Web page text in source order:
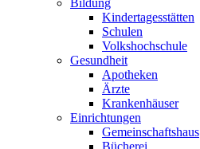
Bildung
Kindertagesstätten
Schulen
Volkshochschule
Gesundheit
Apotheken
Ärzte
Krankenhäuser
Einrichtungen
Gemeinschaftshaus
Bücherei